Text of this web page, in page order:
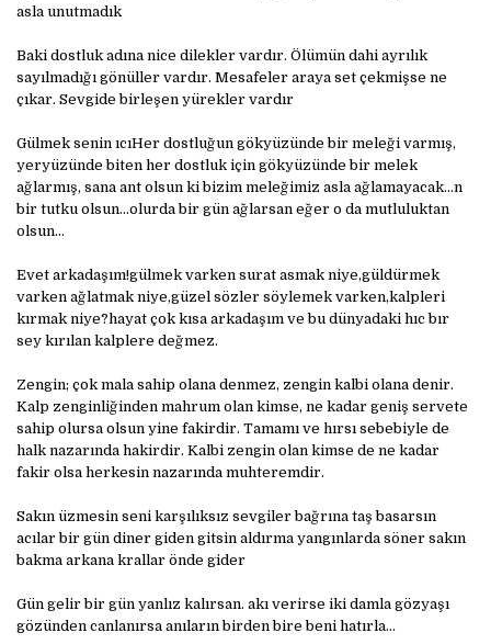
asla unutmadık
Baki dostluk adına nice dilekler vardır. Ölümün dahi ayrılık
sayılmadığı gönüller vardır. Mesafeler araya set çekmişse ne
çıkar. Sevgide birleşen yürekler vardır
Gülmek senin ıcıHer dostluğun gökyüzünde bir meleği varmış,
yeryüzünde biten her dostluk için gökyüzünde bir melek
ağlarmış, sana ant olsun ki bizim meleğimiz asla ağlamayacak...n
bir tutku olsun...olurda bir gün ağlarsan eğer o da mutluluktan
olsun...
Evet arkadaşım!gülmek varken surat asmak niye,güldürmek
varken ağlatmak niye,güzel sözler söylemek varken,kalpleri
kırmak niye?hayat çok kısa arkadaşım ve bu dünyadaki hıc bır
sey kırılan kalplere değmez.
Zengin; çok mala sahip olana denmez, zengin kalbi olana denir.
Kalp zenginliğinden mahrum olan kimse, ne kadar geniş servete
sahip olursa olsun yine fakirdir. Tamamı ve hırsı sebebiyle de
halk nazarında hakirdir. Kalbi zengin olan kimse de ne kadar
fakir olsa herkesin nazarında muhteremdir.
Sakın üzmesin seni karşılıksız sevgiler bağrına taş basarsın
acılar bir gün diner giden gitsin aldırma yangınlarda söner sakın
bakma arkana krallar önde gider
Gün gelir bir gün yanlız kalırsan. akı verirse iki damla gözyaşı
gözünden canlanırsa anıların birden bire beni hatırla...